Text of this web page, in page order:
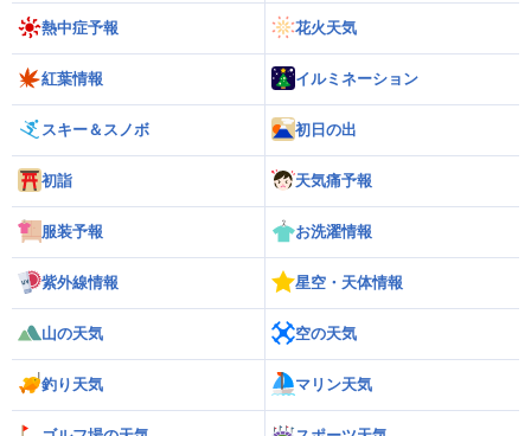
熱中症予報 花火天気
紅葉情報 イルミネーション
スキー＆スノボ 初日の出
初詣 天気痛予報
服装予報 お洗濯情報
紫外線情報 星空・天体情報
山の天気 空の天気
釣り天気 マリン天気